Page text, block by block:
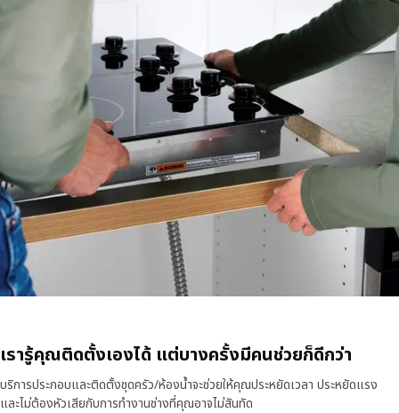
เรารู้คุณติดตั้งเองได้ แต่บางครั้งมีคนช่วยก็ดีกว่า
บริการประกอบและติดตั้งชุดครัว/ห้องน้ำจะช่วยให้คุณประหยัดเวลา ประหยัดแรง
และไม่ต้องหัวเสียกับการทำงานช่างที่คุณอาจไม่สันทัด